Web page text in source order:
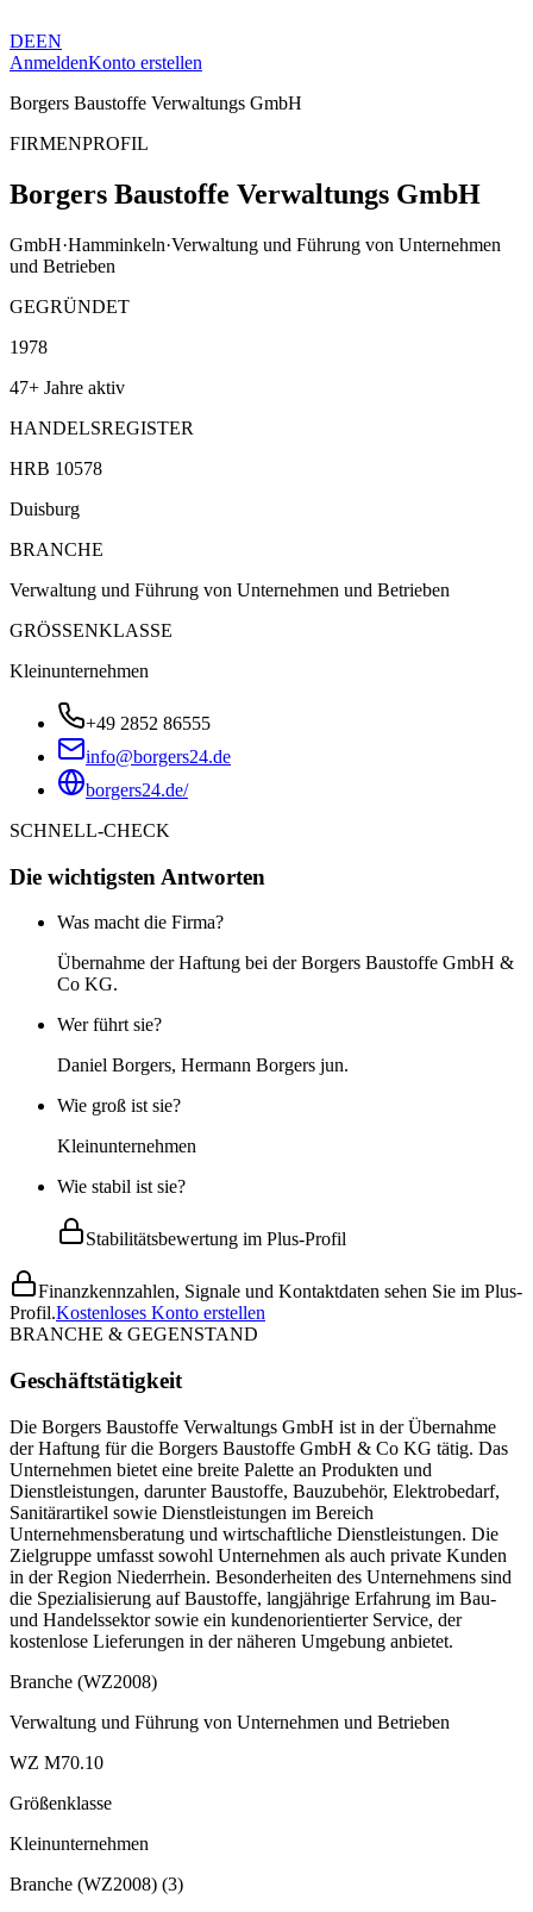
DEEN
AnmeldenKonto erstellen
Borgers Baustoffe Verwaltungs GmbH
FIRMENPROFIL
Borgers Baustoffe Verwaltungs GmbH
GmbH·Hamminkeln·Verwaltung und Führung von Unternehmen
und Betrieben
GEGRÜNDET
1978
47+ Jahre aktiv
HANDELSREGISTER
HRB 10578
Duisburg
BRANCHE
Verwaltung und Führung von Unternehmen und Betrieben
GRÖSSENKLASSE
Kleinunternehmen
+49 2852 86555
info@borgers24.de
borgers24.de/
SCHNELL-CHECK
Die wichtigsten Antworten
Was macht die Firma?
Übernahme der Haftung bei der Borgers Baustoffe GmbH &
Co KG.
Wer führt sie?
Daniel Borgers, Hermann Borgers jun.
Wie groß ist sie?
Kleinunternehmen
Wie stabil ist sie?
Stabilitätsbewertung im Plus-Profil
Finanzkennzahlen, Signale und Kontaktdaten sehen Sie im Plus-
Profil.Kostenloses Konto erstellen
BRANCHE & GEGENSTAND
Geschäftstätigkeit
Die Borgers Baustoffe Verwaltungs GmbH ist in der Übernahme
der Haftung für die Borgers Baustoffe GmbH & Co KG tätig. Das
Unternehmen bietet eine breite Palette an Produkten und
Dienstleistungen, darunter Baustoffe, Bauzubehör, Elektrobedarf,
Sanitärartikel sowie Dienstleistungen im Bereich
Unternehmensberatung und wirtschaftliche Dienstleistungen. Die
Zielgruppe umfasst sowohl Unternehmen als auch private Kunden
in der Region Niederrhein. Besonderheiten des Unternehmens sind
die Spezialisierung auf Baustoffe, langjährige Erfahrung im Bau-
und Handelssektor sowie ein kundenorientierter Service, der
kostenlose Lieferungen in der näheren Umgebung anbietet.
Branche (WZ2008)
Verwaltung und Führung von Unternehmen und Betrieben
WZ M70.10
Größenklasse
Kleinunternehmen
Branche (WZ2008) (3)